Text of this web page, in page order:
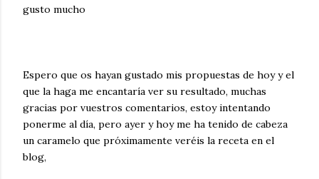
gusto mucho
Espero que os hayan gustado mis propuestas de hoy y el
que la haga me encantaría ver su resultado, muchas
gracias por vuestros comentarios, estoy intentando
ponerme al día, pero ayer y hoy me ha tenido de cabeza
un caramelo que próximamente veréis la receta en el
blog,